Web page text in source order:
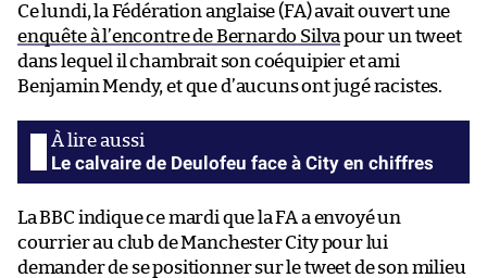
Ce lundi, la Fédération anglaise (FA) avait ouvert une
enquête à l’encontre de Bernardo Silva pour un tweet
dans lequel il chambrait son coéquipier et ami
Benjamin Mendy, et que d’aucuns ont jugé racistes.
Le calvaire de Deulofeu face à City en chiffres
La BBC indique ce mardi que la FA a envoyé un
courrier au club de Manchester City pour lui
demander de se positionner sur le tweet de son milieu